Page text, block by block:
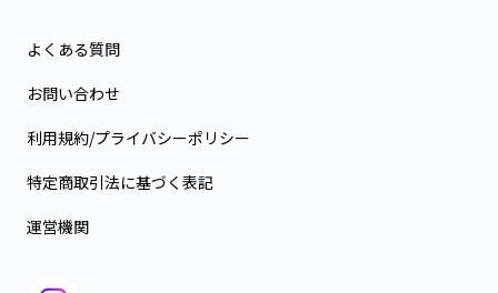
よくある質問
お問い合わせ
利用規約/プライバシーポリシー
特定商取引法に基づく表記
運営機関